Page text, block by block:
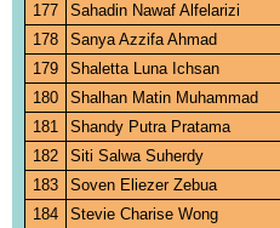
177
Sahadin Nawaf Alfelarizi
178
Sanya Azzifa Ahmad
179
Shaletta Luna Ichsan
180
Shalhan Matin Muhammad
181
Shandy Putra Pratama
182
Siti Salwa Suherdy
183
Soven Eliezer Zebua
184
Stevie Charise Wong